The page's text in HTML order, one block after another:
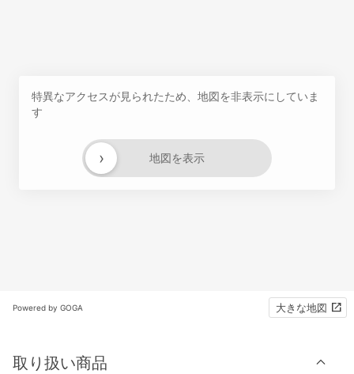
特異なアクセスが見られたため、地図を非表示にしていま
す
地図を表示
›
Powered by GOGA 大きな地図
取り扱い商品